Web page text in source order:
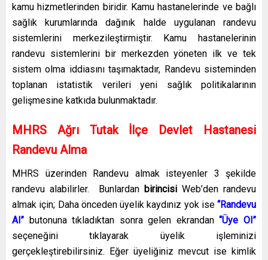
kamu hizmetlerinden biridir. Kamu hastanelerinde ve bağlı
sağlık kurumlarında dağınık halde uygulanan randevu
sistemlerini merkezileştirmiştir. Kamu hastanelerinin
randevu sistemlerini bir merkezden yöneten ilk ve tek
sistem olma iddiasını taşımaktadır, Randevu sisteminden
toplanan istatistik verileri yeni sağlık politikalarının
gelişmesine katkıda bulunmaktadır.
MHRS Ağrı Tutak İlçe Devlet Hastanesi
Randevu Alma
MHRS üzerinden Randevu almak isteyenler 3 şekilde
randevu alabilirler. Bunlardan birincisi Web’den randevu
almak için; Daha önceden üyelik kaydınız yok ise “Randevu
Al” butonuna tıkladıktan sonra gelen ekrandan“Üye Ol”
seçeneğini tıklayarak üyelik işleminizi
gerçekleştirebilirsiniz. Eğer üyeliğiniz mevcut ise kimlik